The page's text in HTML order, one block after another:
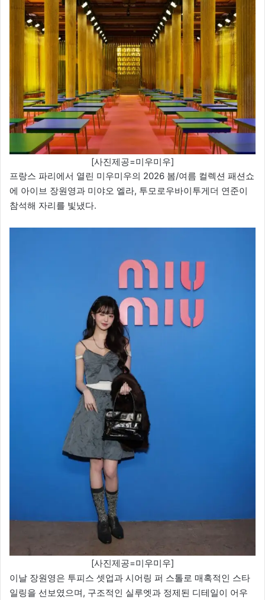
[사진제공=미우미우]
프랑스 파리에서 열린 미우미우의 2026 봄/여름 컬렉션 패션쇼
에 아이브 장원영과 미야오 엘라, 투모로우바이투게더 연준이
참석해 자리를 빛냈다.
[사진제공=미우미우]
이날 장원영은 투피스 셋업과 시어링 퍼 스톨로 매혹적인 스타
일링을 선보였으며, 구조적인 실루엣과 정제된 디테일이 어우